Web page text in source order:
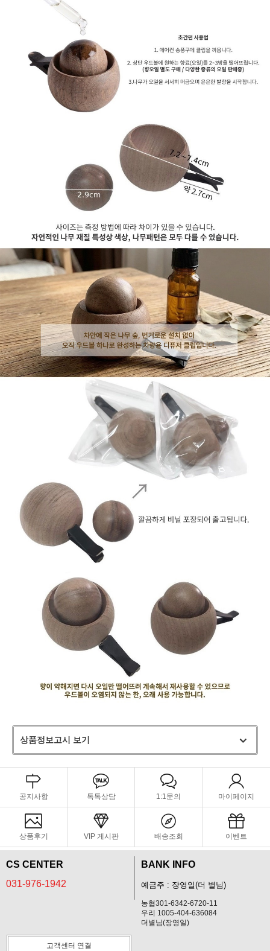
상품정보고시 보기
공지사항 톡톡상담 1:1문의 마이페이지
상품후기 VIP 게시판 배송조회 이벤트
CS CENTER
031-976-1942
BANK INFO
예금주 : 장영일(더 별님)
농협301-6342-6720-11
우리 1005-404-636084
더별님(장영일)
고객센터 연결